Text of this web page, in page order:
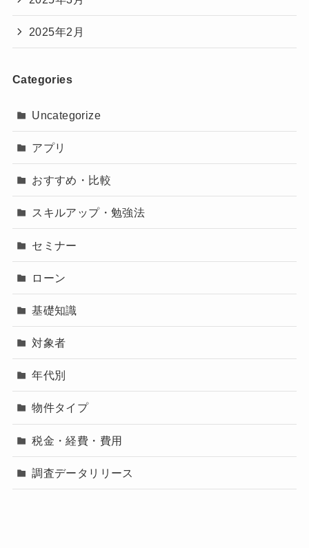
2025年2月
Categories
Uncategorize
アプリ
おすすめ・比較
スキルアップ・勉強法
セミナー
ローン
基礎知識
対象者
年代別
物件タイプ
税金・経費・費用
調査データリリース